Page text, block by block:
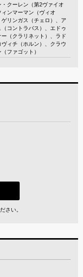
クーレン（第2ヴァイオ
ィンマーマン（ヴィオ
リンガス（チェロ）、ア
コントラバス）、エドゥ
（クラリネット）、ラド
ィチ（ホルン）、クラウ
ファゴット）
さい。